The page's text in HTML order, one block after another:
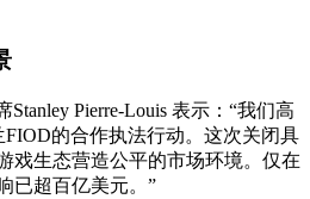
Pierre-Louis 表示：“我们高
的合作执法行动。这次关闭具
戏生态营造公平的市场环境。仅在
已超百亿美元。”